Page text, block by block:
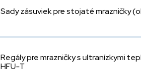
Sady zásuviek pre stojaté mrazničky
Regály pre mrazničky s ultranízkymi
HFU-T